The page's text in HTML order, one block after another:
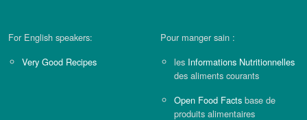
For English speakers:
Very Good Recipes
Pour manger sain :
les Informations Nutritionnelles
des aliments courants
Open Food Facts base de
produits alimentaires